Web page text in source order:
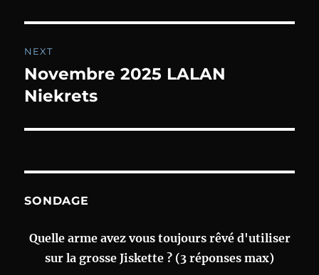
NEXT
Next
post:
Novembre 2025 LALAN
Niekrets
SONDAGE
Quelle arme avez vous toujours rêvé d'utiliser
sur la grosse Jiskette ? (3 réponses max)